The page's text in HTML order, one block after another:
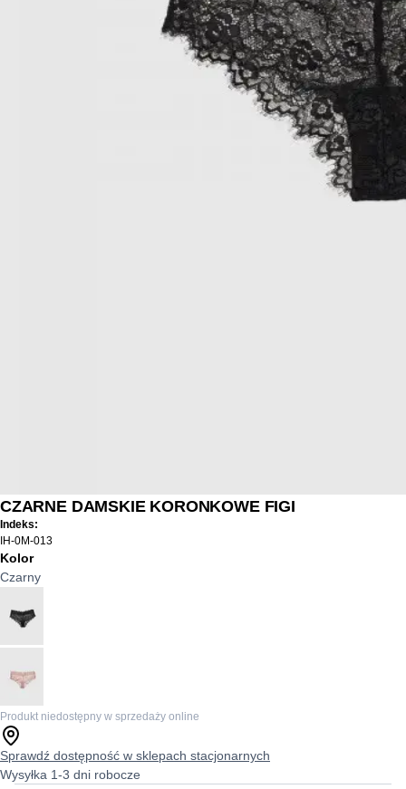
CZARNE DAMSKIE KORONKOWE FIGI
Indeks:
IH-0M-013
Kolor
Czarny
Produkt niedostępny w sprzedaży online
Sprawdź dostępność w sklepach stacjonarnych
Wysyłka 1-3 dni robocze